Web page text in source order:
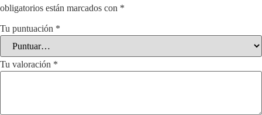
obligatorios están marcados con *
Tu puntuación *
Tu valoración *